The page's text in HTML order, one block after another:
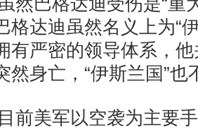
格达迪虽然名义上为“
有严密的领导体系，
然身亡，“伊斯兰国”也
美军以空袭为主要手